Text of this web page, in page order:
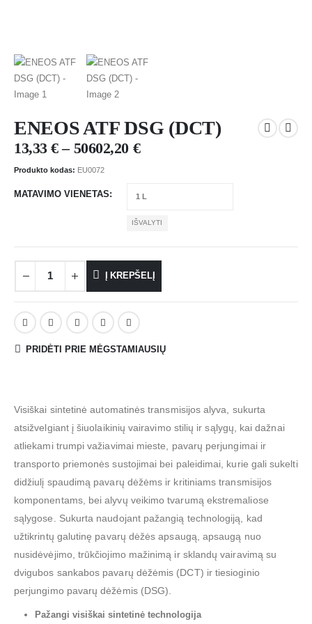
ENEOS ATF DSG (DCT)
13,33€ – 50602,20 €
Produkto kodas: EU0072
MATAVIMO VIENETAS
IŠVALYTI
Į KREPŠELĮ
PRIDĖTI PRIE MĖGSTAMIAUSIŲ
Visiškai sintetinė automatinės transmisijos alyva, sukurta
atsižvelgiant į šiuolaikinių vairavimo stilių ir sąlygų, kai dažnai
atliekami trumpi važiavimai mieste, pavarų perjungimai ir
transporto priemonės sustojimai bei paleidimai, kurie gali sukelti
didžiulį spaudimą pavarų dėžėms ir kritiniams transmisijos
komponentams, bei alyvų veikimo tvarumą ekstremaliose
sąlygose. Sukurta naudojant pažangią technologiją, kad
užtikrintų galutinę pavarų dėžės apsaugą, apsaugą nuo
nusidėvėjimo, trūkčiojimo mažinimą ir sklandų vairavimą su
dvigubos sankabos pavarų dėžėmis (DCT) ir tiesioginio
perjungimo pavarų dėžėmis (DSG).
Pažangi visiškai sintetinė technologija